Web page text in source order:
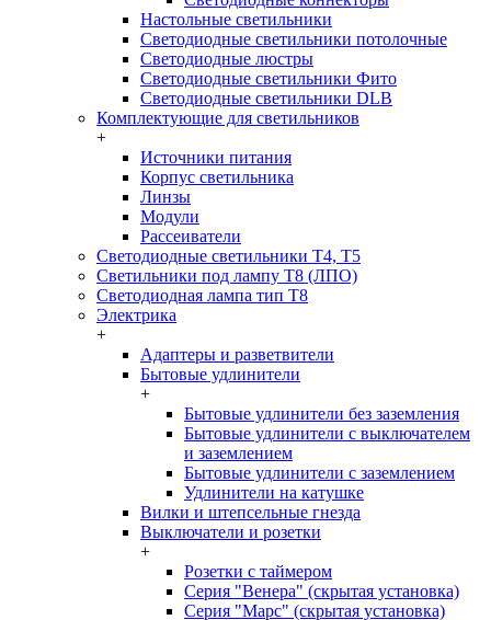
Настольные светильники
Светодиодные светильники потолочные
Светодиодные люстры
Светодиодные светильники Фито
Светодиодные светильники DLB
Комплектующие для светильников
+
Источники питания
Корпус светильника
Линзы
Модули
Рассеиватели
Светодиодные светильники T4, T5
Светильники под лампу Т8 (ЛПО)
Светодиодная лампа тип T8
Электрика
+
Адаптеры и разветвители
Бытовые удлинители
+
Бытовые удлинители без заземления
Бытовые удлинители с выключателем
и заземлением
Бытовые удлинители с заземлением
Удлинители на катушке
Вилки и штепсельные гнезда
Выключатели и розетки
+
Розетки с таймером
Серия "Венера" (скрытая установка)
Серия "Марс" (скрытая установка)